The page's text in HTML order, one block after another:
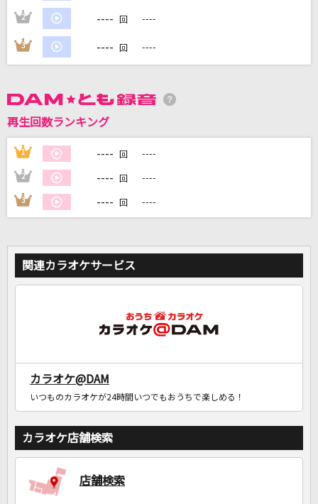
DAMに会員登録・ログインして
家族や友達と一緒に！練習にも！
2 ---- 回 ----
3 ---- 回 ----
再生回数ランキング
1 ---- 回 ----
2 ---- 回 ----
3 ---- 回 ----
関連カラオケサービス
カラオケ@DAM
いつものカラオケが24時間いつでもおうちで楽しめる！
カラオケ店舗検索
店舗検索